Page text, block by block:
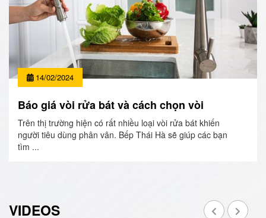
14/02/2024
Báo giá vòi rửa bát và cách chọn vòi
Trên thị trường hiện có rất nhiều loại vòi rửa bát khiến
người tiêu dùng phân vân. Bếp Thái Hà sẽ giúp các bạn
tìm ...
VIDEOS